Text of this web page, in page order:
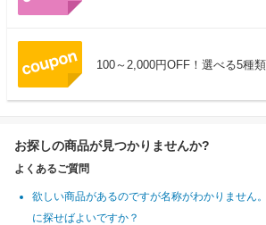
100～2,000円OFF！選べる5種
お探しの商品が見つかりませんか?
よくあるご質問
欲しい商品があるのですが名称がわかりません
に探せばよいですか？